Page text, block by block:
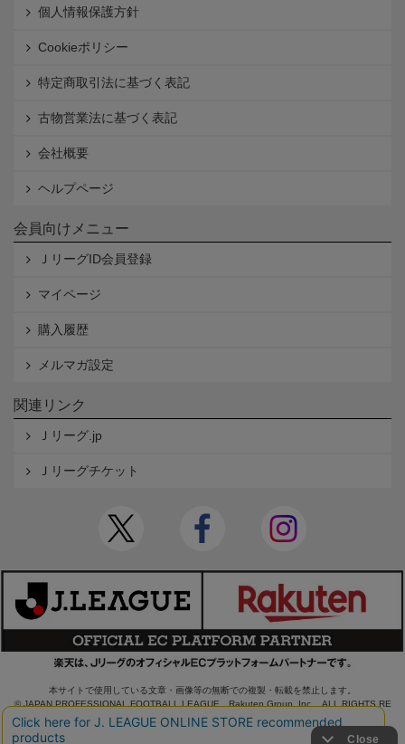
個人情報保護方針
Cookieポリシー
特定商取引法に基づく表記
古物営業法に基づく表記
会社概要
ヘルプページ
会員向けメニュー
ＪリーグID会員登録
マイページ
購入履歴
メルマガ設定
関連リンク
Ｊリーグ.jp
Ｊリーグチケット
本サイトで使用している文章・画像等の無断での複製・転載を禁止します。
© JAPAN PROFESSIONAL FOOTBALL LEAGUE Rakuten Group, Inc. ALL RIGHTS RE
SERVED.